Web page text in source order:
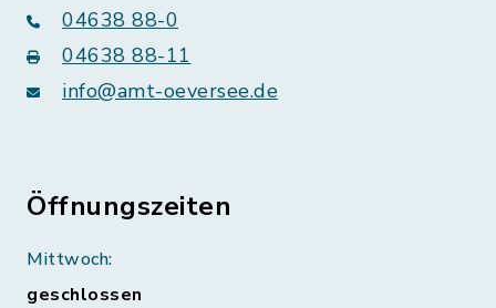
04638 88-0
04638 88-11
info@amt-oeversee.de
Öffnungszeiten
Mittwoch:
geschlossen